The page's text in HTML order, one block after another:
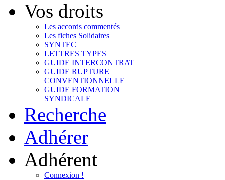
Vos droits
Les accords commentés
Les fiches Solidaires
SYNTEC
LETTRES TYPES
GUIDE INTERCONTRAT
GUIDE RUPTURE
CONVENTIONNELLE
GUIDE FORMATION
SYNDICALE
Recherche
Adhérer
Adhérent
Connexion !